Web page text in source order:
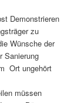
Demonstrieren
zu
Wünsche der
Sanierung
Ort ungehört
müssen